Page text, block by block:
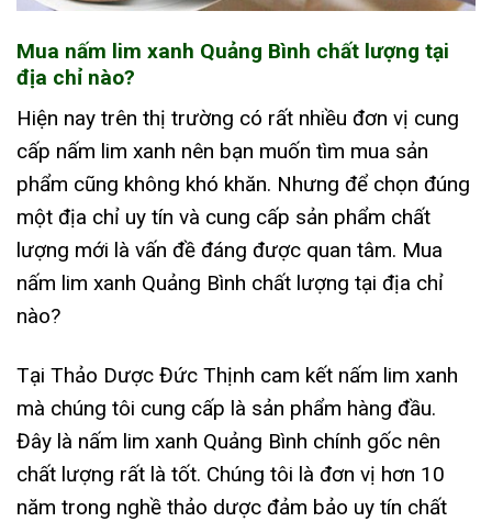
Mua nấm lim xanh Quảng Bình chất lượng tại
địa chỉ nào?
Hiện nay trên thị trường có rất nhiều đơn vị cung
cấp nấm lim xanh nên bạn muốn tìm mua sản
phẩm cũng không khó khăn. Nhưng để chọn đúng
một địa chỉ uy tín và cung cấp sản phẩm chất
lượng mới là vấn đề đáng được quan tâm. Mua
nấm lim xanh Quảng Bình chất lượng tại địa chỉ
nào?
Tại Thảo Dược Đức Thịnh cam kết nấm lim xanh
mà chúng tôi cung cấp là sản phẩm hàng đầu.
Đây là nấm lim xanh Quảng Bình chính gốc nên
chất lượng rất là tốt. Chúng tôi là đơn vị hơn 10
năm trong nghề thảo dược đảm bảo uy tín chất